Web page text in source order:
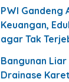
PWI Gandeng
Keuangan,
agar Tak
Bangunan
Drainase